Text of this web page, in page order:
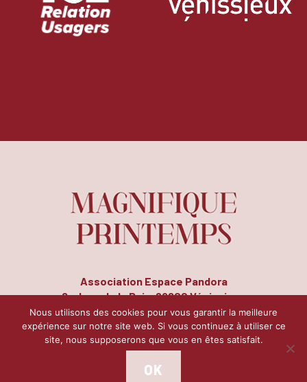
Association Espace Pandora
8, place de la Paix, 69200 Vénissieux
Tél. : 04 72 50 14 78 | Fax : 04 72 51 26 17
Contact| Mentions légales|Plan du site
Nous utilisons des cookies pour vous garantir la meilleure
expérience sur notre site web. Si vous continuez à utiliser ce
site, nous supposerons que vous en êtes satisfait.
OK